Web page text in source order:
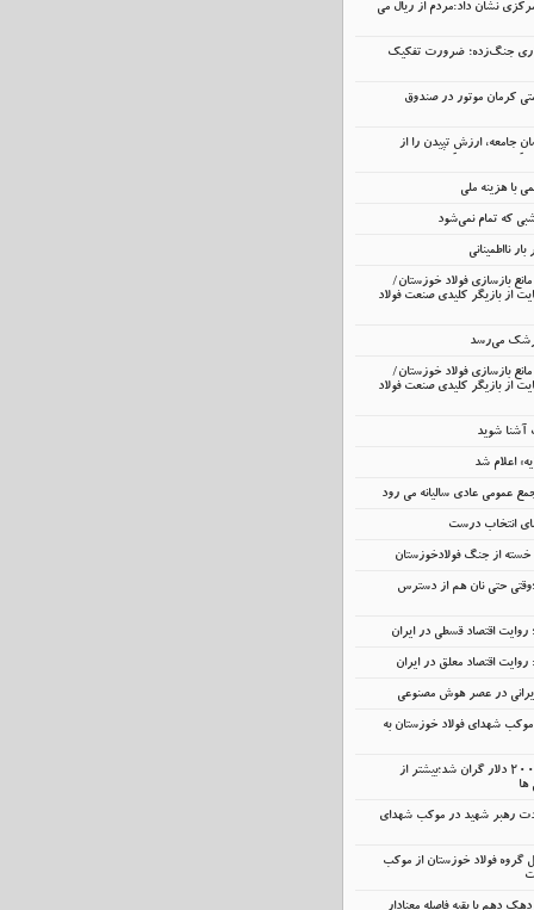
نشان داد:مردم از ریال می
جنگ‌زده؛ ضرورت تفکیک
کرمان موتور در صندوق
جامعه، ارزشِ تپیدن را از
با هزینه ملی
که تمام نمی‌شود
نااطمینانی
بازسازی فولاد خوزستان/
از بازیگر کلیدی صنعت فولاد
می‌رسد
بازسازی فولاد خوزستان/
از بازیگر کلیدی صنعت فولاد
آشنا شوید
اعلام شد
عمومی عادی سالیانه می رود
انتخاب درست
خسته‌ از جنگ فولادخوزستان
حتی نان هم از دسترس
اقتصاد قسطی در ایران
اقتصاد معلق در ایران
در عصر هوش مصنوعی
شهدای فولاد خوزستان به
آیفون و ایکس‌باکس ۲۰۰ دلار گران شد؛بیشتر از
ها
رهبر شهید در موکب شهدای
گروه فولاد خوزستان از موکب